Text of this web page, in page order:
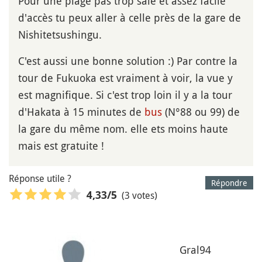
d'accès tu peux aller à celle près de la gare de
Nishitetsushingu.
C'est aussi une bonne solution :) Par contre la
tour de Fukuoka est vraiment à voir, la vue y
est magnifique. Si c'est trop loin il y a la tour
d'Hakata à 15 minutes de bus (N°88 ou 99) de
la gare du même nom. elle ets moins haute
mais est gratuite !
Répondre
Réponse utile ?
4,33/5 (3 votes)
Gral94